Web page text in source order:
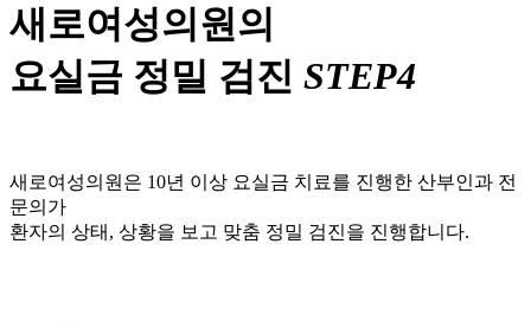
새로여성의원의
요실금 정밀 검진 STEP4
새로여성의원은 10년 이상 요실금 치료를 진행한 산부인과 전
문의가
환자의 상태, 상황을 보고 맞춤 정밀 검진을 진행합니다.